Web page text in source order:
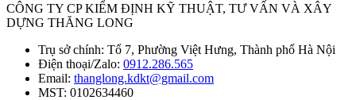
CÔNG TY CP KIỂM ĐỊNH KỸ THUẬT, TƯ VẤN VÀ XÂY
DỰNG THĂNG LONG
Trụ sở chính: Tổ 7, Phường Việt Hưng, Thành phố Hà Nội
Điện thoại/Zalo: 0912.286.565
Email: thanglong.kdkt@gmail.com
MST: 0102634460